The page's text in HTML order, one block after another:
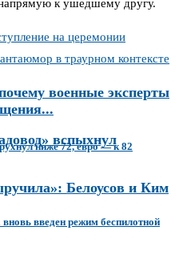
к ушедшему другу.
на церемонии
юмор в траурном контексте
военные эксперты
вспыхнул
Белоусов и Ким
ниже 72, евро — к 82
введен режим беспилотной